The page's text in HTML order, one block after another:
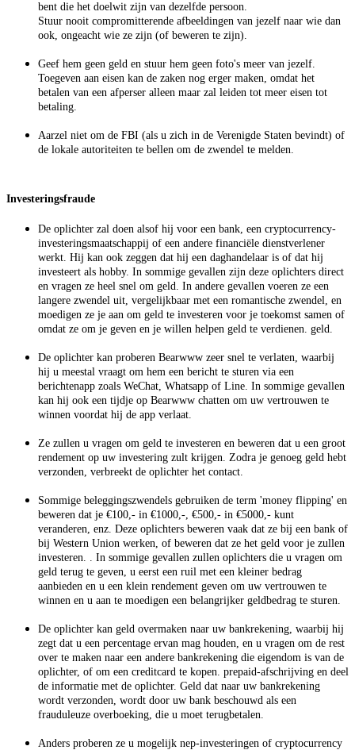
bent die het doelwit zijn van dezelfde persoon.
Stuur nooit compromitterende afbeeldingen van jezelf naar wie dan
ook, ongeacht wie ze zijn (of beweren te zijn).
Geef hem geen geld en stuur hem geen foto's meer van jezelf.
Toegeven aan eisen kan de zaken nog erger maken, omdat het
betalen van een afperser alleen maar zal leiden tot meer eisen tot
betaling.
Aarzel niet om de FBI (als u zich in de Verenigde Staten bevindt) of
de lokale autoriteiten te bellen om de zwendel te melden.
Investeringsfraude
De oplichter zal doen alsof hij voor een bank, een cryptocurrency-
investeringsmaatschappij of een andere financiële dienstverlener
werkt. Hij kan ook zeggen dat hij een daghandelaar is of dat hij
investeert als hobby. In sommige gevallen zijn deze oplichters direct
en vragen ze heel snel om geld. In andere gevallen voeren ze een
langere zwendel uit, vergelijkbaar met een romantische zwendel, en
moedigen ze je aan om geld te investeren voor je toekomst samen of
omdat ze om je geven en je willen helpen geld te verdienen. geld.
De oplichter kan proberen Bearwww zeer snel te verlaten, waarbij
hij u meestal vraagt om hem een bericht te sturen via een
berichtenapp zoals WeChat, Whatsapp of Line. In sommige gevallen
kan hij ook een tijdje op Bearwww chatten om uw vertrouwen te
winnen voordat hij de app verlaat.
Ze zullen u vragen om geld te investeren en beweren dat u een groot
rendement op uw investering zult krijgen. Zodra je genoeg geld hebt
verzonden, verbreekt de oplichter het contact.
Sommige beleggingszwendels gebruiken de term 'money flipping' en
beweren dat je €100,- in €1000,-, €500,- in €5000,- kunt
veranderen, enz. Deze oplichters beweren vaak dat ze bij een bank of
bij Western Union werken, of beweren dat ze het geld voor je zullen
investeren. . In sommige gevallen zullen oplichters die u vragen om
geld terug te geven, u eerst een ruil met een kleiner bedrag
aanbieden en u een klein rendement geven om uw vertrouwen te
winnen en u aan te moedigen een belangrijker geldbedrag te sturen.
De oplichter kan geld overmaken naar uw bankrekening, waarbij hij
zegt dat u een percentage ervan mag houden, en u vragen om de rest
over te maken naar een andere bankrekening die eigendom is van de
oplichter, of om een creditcard te kopen. prepaid-afschrijving en deel
de informatie met de oplichter. Geld dat naar uw bankrekening
wordt verzonden, wordt door uw bank beschouwd als een
frauduleuze overboeking, die u moet terugbetalen.
Anders proberen ze u mogelijk nep-investeringen of cryptocurrency